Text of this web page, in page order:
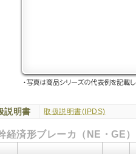
説明書 取扱説明書(IPDS)
経済形ブレーカ（NE・GE